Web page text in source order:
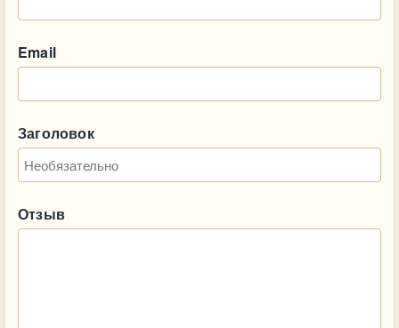
Email
Заголовок
Отзыв